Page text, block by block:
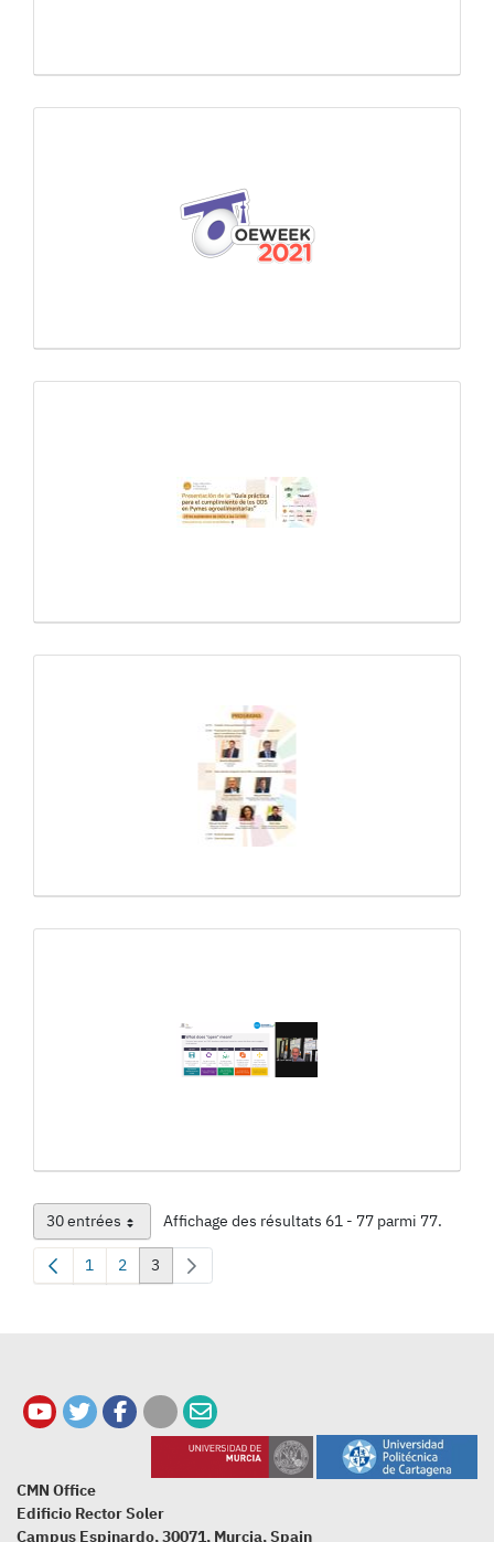
30 entrées
Par page Affichage des résultats 61 - 77 parmi 77.
Page
1 Page
2 Page
3
CMN Office
Edificio Rector Soler
Campus Espinardo, 30071, Murcia, Spain